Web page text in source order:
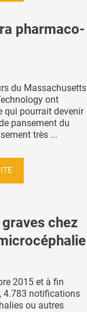
pharmaco-
du Massachusetts
ont
qui pourrait devenir
pansement du
très ...
chez
2015 et à fin
4.783 notifications
ou autres